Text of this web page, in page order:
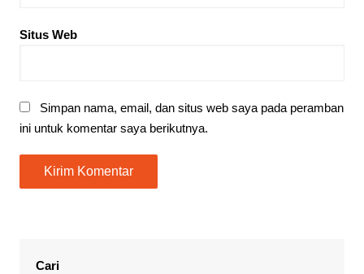
Situs Web
Simpan nama, email, dan situs web saya pada peramban
ini untuk komentar saya berikutnya.
Cari